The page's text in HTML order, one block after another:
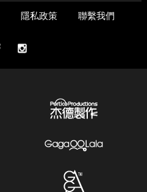
隱私政策 聯繫我們